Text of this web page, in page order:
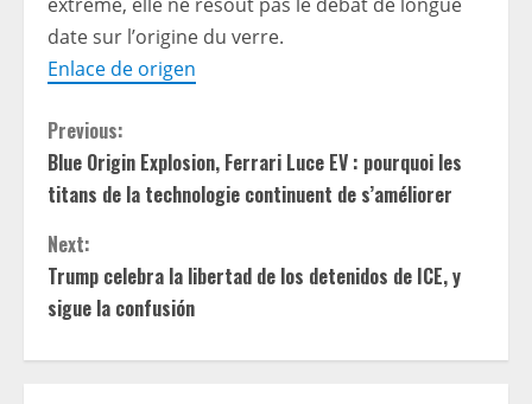
date sur l’origine du verre.
Enlace de origen
C
o
n
t
Previous:
Blue Origin Explosion, Ferrari Luce EV : pourquoi les
titans de la technologie continuent de s’améliorer
Next:
Trump celebra la libertad de los detenidos de ICE, y
sigue la confusión